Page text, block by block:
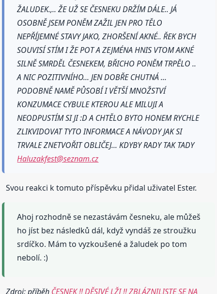
ŽALUDEK.,.. ŽE UŽ SE ČESNEKU DRŽÍM DÁLE.. JÁ
OSOBNĚ JSEM PONĚM ZAŽIL JEN PRO TĚLO
NEPŘÍJEMNÉ STAVY JAKO, ZHORŠENÍ AKNÉ.. ŘEK BYCH
SOUVISÍ STÍM I ŽE POT A ZEJMÉNA HNIS VTOM AKNÉ
SILNĚ SMRDĚL ČESNEKEM, BŘICHO PONĚM TRPĚLO ..
A NIC POZITIVNÍHO... JEN DOBŘE CHUTNÁ ...
PODOBNĚ NAMĚ PŮSOBÍ I VĚTŠÍ MNOŽSTVÍ
KONZUMACE CYBULE KTEROU ALE MILUJI A
NEODPUSTÍM SI JI :D A CHTĚLO BYTO HONEM RYCHLE
ZLIKVIDOVAT TYTO INFORMACE A NÁVODY JAK SI
TRVALE ZNETVOŘIT OBLIČEJ... KDYBY RADY TAK TADY
Haluzakfest@seznam.cz
Svou reakci k tomuto příspěvku přidal uživatel Ester.
Ahoj rozhodně se nezastávám česneku, ale můžeš
ho jíst bez následků dál, když vyndáš ze stroužku
srdíčko. Mám to vyzkoušené a žaludek po tom
nebolí. :)
Zdroj: příběh ČESNEK !! DĚSIVÉ LŽI !! ZBLÁZNILISTE SE NA